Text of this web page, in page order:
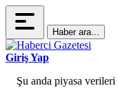
Haber ara...
Giriş Yap
Şu anda piyasa